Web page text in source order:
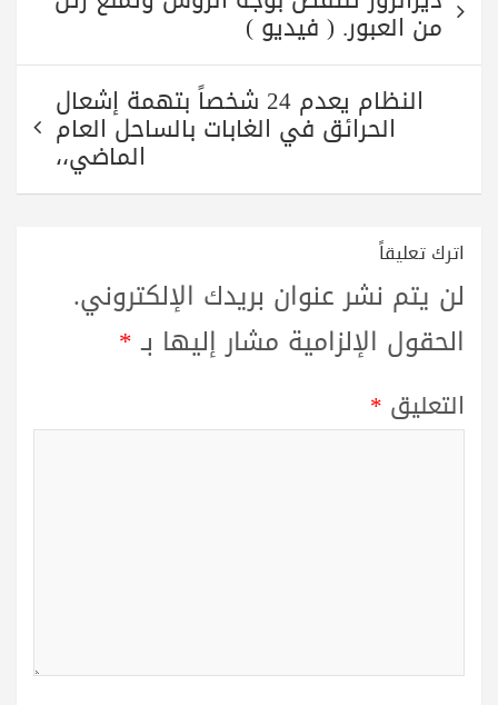
المقالات
من العبور. ( فيديو )
النظام يعدم 24 شخصاً بتهمة إشعال
الحرائق في الغابات بالساحل العام
الماضي،،
اترك تعليقاً
لن يتم نشر عنوان بريدك الإلكتروني.
الحقول الإلزامية مشار إليها بـ*
التعليق *